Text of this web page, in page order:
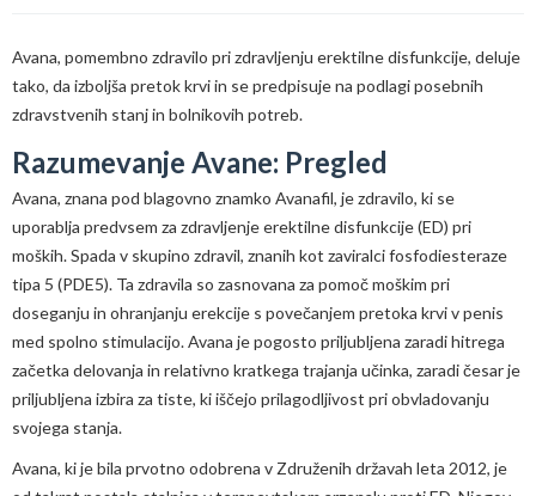
Avana, pomembno zdravilo pri zdravljenju erektilne disfunkcije, deluje
tako, da izboljša pretok krvi in ​​se predpisuje na podlagi posebnih
zdravstvenih stanj in bolnikovih potreb.
Razumevanje Avane: Pregled
Avana, znana pod blagovno znamko Avanafil, je zdravilo, ki se
uporablja predvsem za zdravljenje erektilne disfunkcije (ED) pri
moških. Spada v skupino zdravil, znanih kot zaviralci fosfodiesteraze
tipa 5 (PDE5). Ta zdravila so zasnovana za pomoč moškim pri
doseganju in ohranjanju erekcije s povečanjem pretoka krvi v penis
med spolno stimulacijo. Avana je pogosto priljubljena zaradi hitrega
začetka delovanja in relativno kratkega trajanja učinka, zaradi česar je
priljubljena izbira za tiste, ki iščejo prilagodljivost pri obvladovanju
svojega stanja.
Avana, ki je bila prvotno odobrena v Združenih državah leta 2012, je